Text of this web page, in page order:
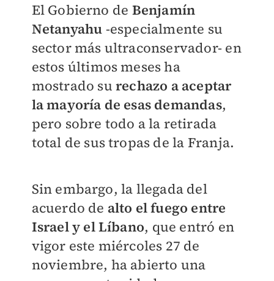
El Gobierno de Benjamín
Netanyahu -especialmente su
sector más ultraconservador- en
estos últimos meses ha
mostrado su rechazo a aceptar
la mayoría de esas demandas,
pero sobre todo a la retirada
total de sus tropas de la Franja.
Sin embargo, la llegada del
acuerdo de alto el fuego entre
Israel y el Líbano, que entró en
vigor este miércoles 27 de
noviembre, ha abierto una